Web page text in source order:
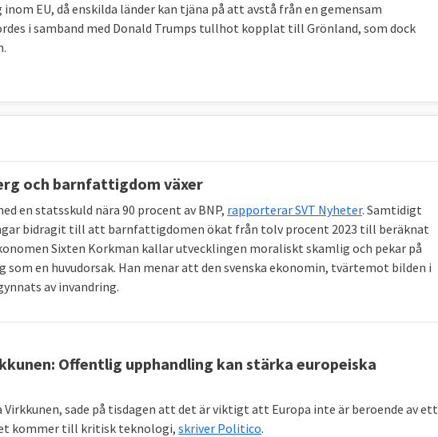
EU, då enskilda länder kan tjäna på att avstå från en gemensam
i samband med Donald Trumps tullhot kopplat till Grönland, som dock
och barnfattigdom växer
en statsskuld nära 90 procent av BNP, rapporterar SVT Nyheter. Samtidigt
bidragit till att barnfattigdomen ökat från tolv procent 2023 till beräknat
Sixten Korkman kallar utvecklingen moraliskt skamlig och pekar på
som en huvudorsak. Han menar att den svenska ekonomin, tvärtemot bilden i
av invandring.
Offentlig upphandling kan stärka europeiska
Virkkunen, sade på tisdagen att det är viktigt att Europa inte är beroende av ett
kommer till kritisk teknologi, skriver Politico.